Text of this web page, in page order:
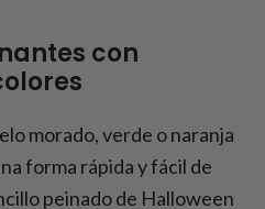
con
morado, verde o naranja
forma rápida y fácil de
peinado de Halloween